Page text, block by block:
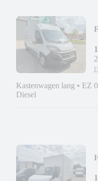
Kastenwagen lang • EZ
Diesel